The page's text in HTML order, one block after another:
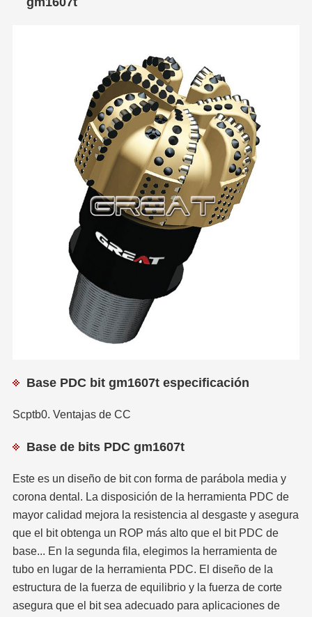
Base PDC bit gm1607t especificación
Scptb0. Ventajas de CC
Base de bits PDC gm1607t
Este es un diseño de bit con forma de parábola media y
corona dental. La disposición de la herramienta PDC de
mayor calidad mejora la resistencia al desgaste y asegura
que el bit obtenga un ROP más alto que el bit PDC de
base... En la segunda fila, elegimos la herramienta de
tubo en lugar de la herramienta PDC. El diseño de la
estructura de la fuerza de equilibrio y la fuerza de corte
asegura que el bit sea adecuado para aplicaciones de